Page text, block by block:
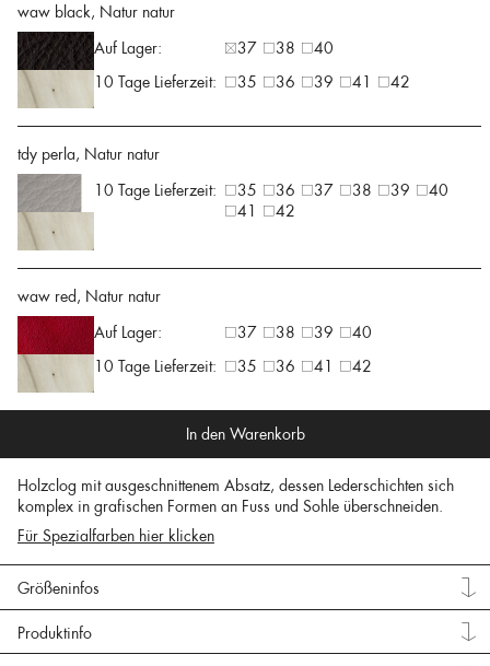
waw black, Natur natur
Auf Lager:
37 38
40
10 Tage Lieferzeit:
35 36 39 41 42
tdy perla, Natur natur
10 Tage Lieferzeit:
35 36 37 38 39
40
41
42
waw red, Natur natur
Auf Lager:
37 38 39
40
10 Tage Lieferzeit:
35 36 41 42
In den Warenkorb
Holzclog mit ausgeschnittenem Absatz, dessen Lederschichten sich
komplex in grafischen Formen an Fuss und Sohle überschneiden.
Für Spezialfarben hier klicken
Größeninfos
Produktinfo